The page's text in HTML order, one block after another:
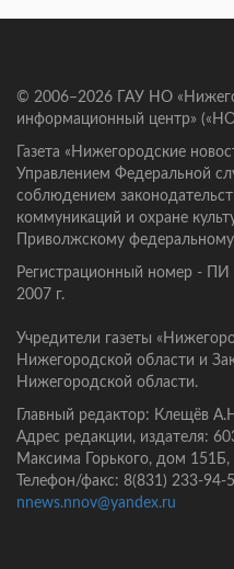
© 2006–2026 ГАУ НО
информационный центр»
Газета «Нижегородские
Управлением Федеральной
соблюдением
коммуникаций и охране
Приволжскому федеральному
Регистрационный номер -
2007 г.
Учредители газеты
Нижегородской области и
Нижегородской области.
Главный редактор: Клещёв
Адрес редакции, издателя:
Максима Горького, дом
Телефон/факс: 8(831) 233-
nnews.nnov@yandex.ru